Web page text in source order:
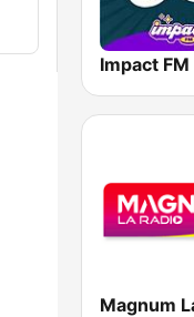
Magnum